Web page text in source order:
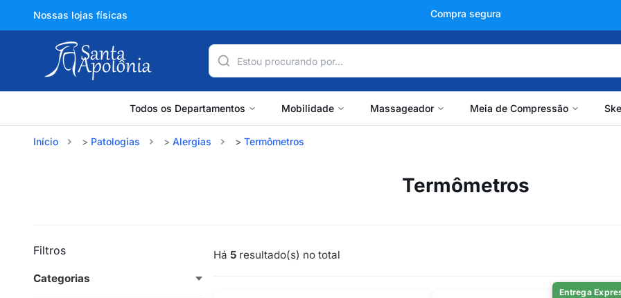
Nossas lojas físicas Compra segura
Todos os Departamentos Mobilidade Massageador Meia de Compressão
Início Patologias Alergias Termômetros
Termômetros
Filtros
Categorias
Há 5resultado(s) no total
Entrega